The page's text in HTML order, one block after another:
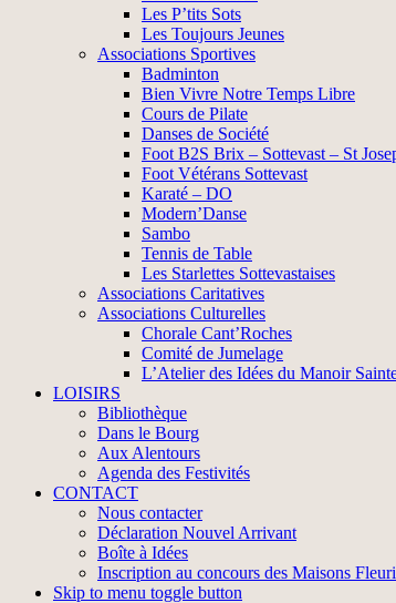
Les P’tits Sots
Les Toujours Jeunes
Associations Sportives
Badminton
Bien Vivre Notre Temps Libre
Cours de Pilate
Danses de Société
Foot B2S Brix – Sottevast – St
Foot Vétérans Sottevast
Karaté – DO
Modern’Danse
Sambo
Tennis de Table
Les Starlettes Sottevastaises
Associations Caritatives
Associations Culturelles
Chorale Cant’Roches
Comité de Jumelage
L’Atelier des Idées du Manoir
LOISIRS
Bibliothèque
Dans le Bourg
Aux Alentours
Agenda des Festivités
CONTACT
Nous contacter
Déclaration Nouvel Arrivant
Boîte à Idées
Inscription au concours des Maisons
Skip to menu toggle button